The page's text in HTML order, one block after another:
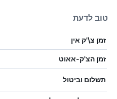
טוב לדעת
זמן צ\'ק אין
זמן הצ'ק-אאוט
תשלום וביטול